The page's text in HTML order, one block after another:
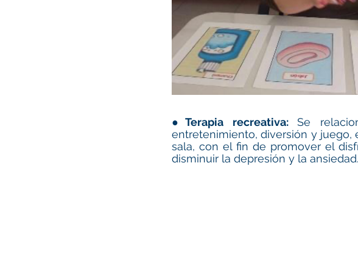
● Terapia recreativa: Se
entretenimiento, diversión y
sala, con el fin de promover el
disminuir la depresión y la ansiedad.